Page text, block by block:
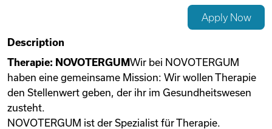
Videos
Remote Jobs
Apply Now
Description
Therapie: NOVOTERGUMWir bei NOVOTERGUM
haben eine gemeinsame Mission: Wir wollen Therapie
den Stellenwert geben, der ihr im Gesundheitswesen
zusteht.
NOVOTERGUM ist der Spezialist für Therapie.